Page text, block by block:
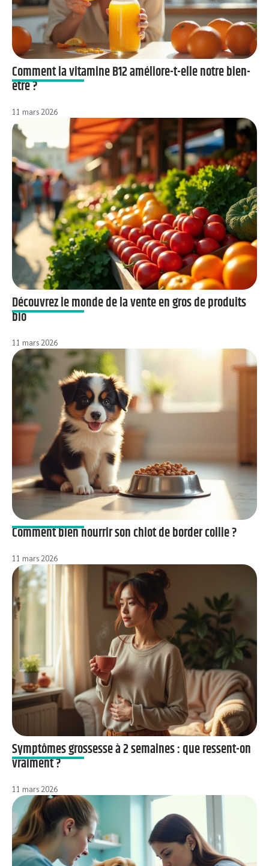
Comment la vitamine B12 améliore-t-elle notre bien-
être ?
11 mars 2026
Découvrez le monde de la vente en gros de produits
bio
11 mars 2026
Comment bien nourrir son chiot de border collie ?
11 mars 2026
Symptômes grossesse à 2 semaines : que ressent-on
vraiment ?
11 mars 2026